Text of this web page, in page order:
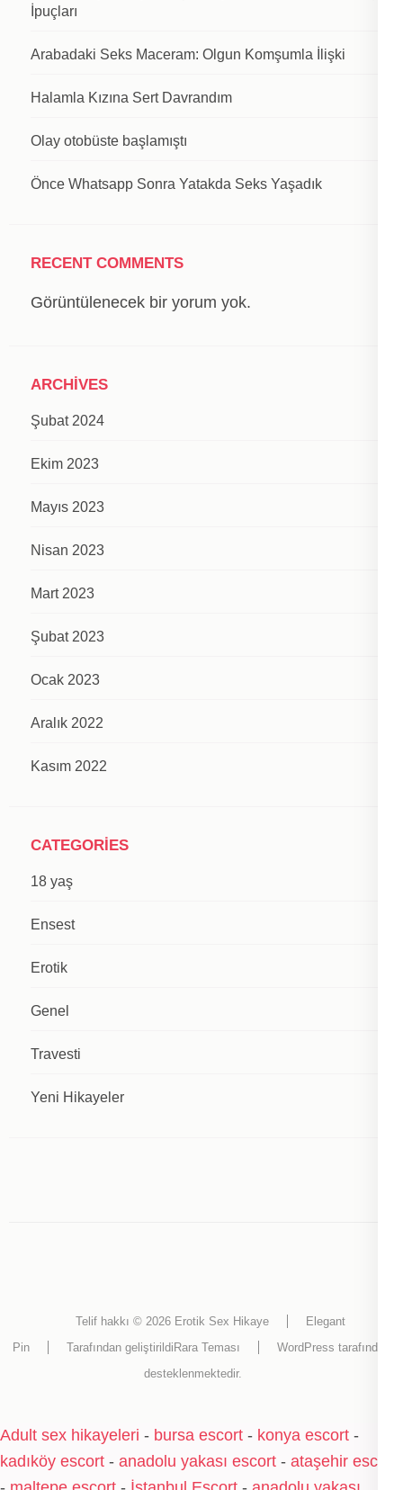
İpuçları
Arabadaki Seks Maceram: Olgun Komşumla İlişki
Halamla Kızına Sert Davrandım
Olay otobüste başlamıştı
Önce Whatsapp Sonra Yatakda Seks Yaşadık
RECENT COMMENTS
Görüntülenecek bir yorum yok.
ARCHIVES
Şubat 2024
Ekim 2023
Mayıs 2023
Nisan 2023
Mart 2023
Şubat 2023
Ocak 2023
Aralık 2022
Kasım 2022
CATEGORIES
18 yaş
Ensest
Erotik
Genel
Travesti
Yeni Hikayeler
Telif hakkı © 2026 Erotik Sex Hikaye
Elegant
Pin
Tarafından geliştirildi Rara Teması WordPress tarafından
desteklenmektedir.
Adult sex hikayeleri - bursa escort - konya escort -
kadıköy escort - anadolu yakası escort - ataşehir escort